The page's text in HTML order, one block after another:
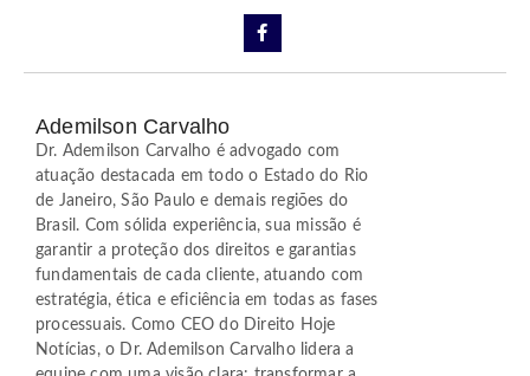
Ademilson Carvalho
Dr. Ademilson Carvalho é advogado com
atuação destacada em todo o Estado do Rio
de Janeiro, São Paulo e demais regiões do
Brasil. Com sólida experiência, sua missão é
garantir a proteção dos direitos e garantias
fundamentais de cada cliente, atuando com
estratégia, ética e eficiência em todas as fases
processuais. Como CEO do Direito Hoje
Notícias, o Dr. Ademilson Carvalho lidera a